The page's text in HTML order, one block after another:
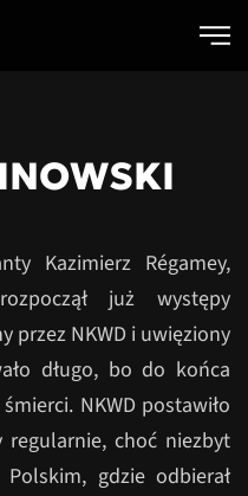
Kazimierz Régamey,
już występy
przez NKWD i uwięziony
długo, bo do końca
NKWD postawiło
regularnie, choć niezbyt
gdzie odbierał